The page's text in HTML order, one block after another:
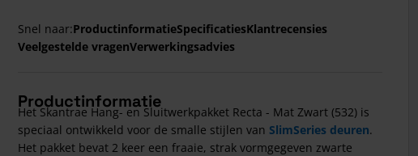
Snel naar:ProductinformatieSpecificatiesKlantrecensies
Veelgestelde vragenVerwerkingsadvies
Productinformatie
Het Skantrae Hang- en Sluitwerkpakket Recta - Mat Zwart (532) is
speciaal ontwikkeld voor de smalle stijlen van SlimSeries deuren.
Het pakket bevat 2 keer een fraaie, strak vormgegeven zwarte